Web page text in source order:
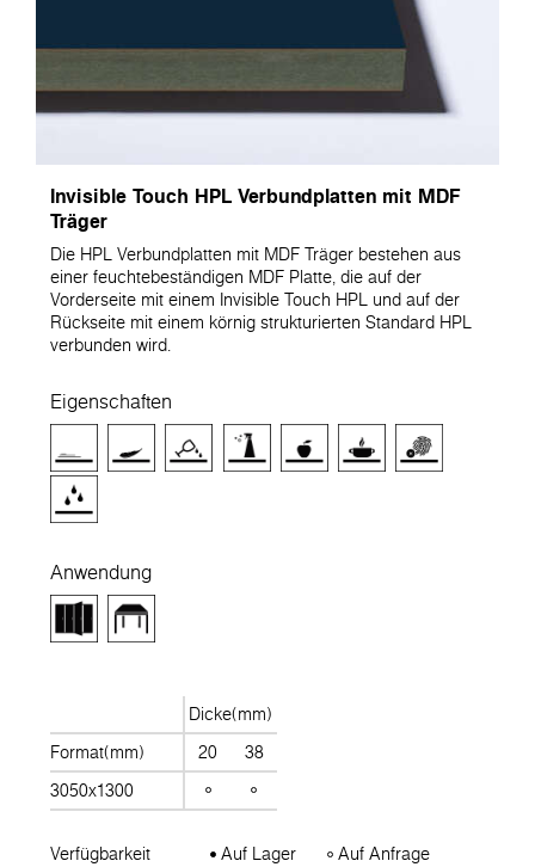
Invisible Touch HPL Verbundplatten mit MDF
Träger
Die HPL Verbundplatten mit MDF Träger bestehen aus
einer feuchtebeständigen MDF Platte, die auf der
Vorderseite mit einem Invisible Touch HPL und auf der
Rückseite mit einem körnig strukturierten Standard HPL
verbunden wird.
Eigenschaften
Anwendung
Dicke(mm)
Format(mm)
20
38
3050x1300
Verfügbarkeit Auf Lager Auf Anfrage